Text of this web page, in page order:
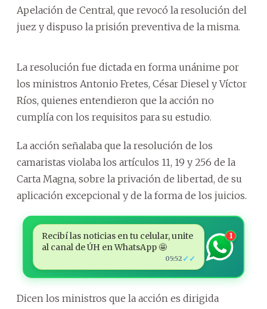
Apelación de Central, que revocó la resolución del
juez y dispuso la prisión preventiva de la misma.
La resolución fue dictada en forma unánime por
los ministros Antonio Fretes, César Diesel y Víctor
Ríos, quienes entendieron que la acción no
cumplía con los requisitos para su estudio.
La acción señalaba que la resolución de los
camaristas violaba los artículos 11, 19 y 256 de la
Carta Magna, sobre la privación de libertad, de su
aplicación excepcional y de la forma de los juicios.
Recibí las noticias en tu celular, unite
al canal de ÚH en WhatsApp 🤩
05:52 ✓✓
1
Dicen los ministros que la acción es dirigida